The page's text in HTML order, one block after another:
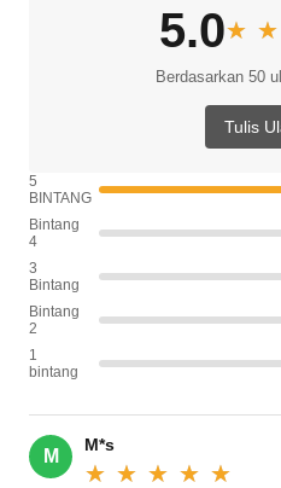
5.0
Berdasarkan 50
Tulis
5
BINTANG
Bintang
4
3
Bintang
Bintang
2
1
bintang
M
M*s
★★★★★
★★★★★